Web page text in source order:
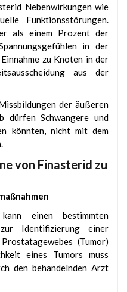
Nebenwirkungen wie
Funktionsstörungen.
als einem Prozent der
in der
zu Knoten in der
aus der
der äußeren
dürfen Schwangere und
könnten, nicht mit dem
von Finasterid zu
einen bestimmten
Identifizierung einer
(Tumor)
eines Tumors muss
den behandelnden Arzt